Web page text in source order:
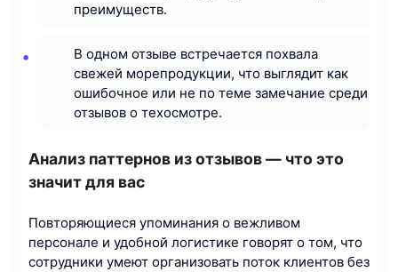
преимуществ.
В одном отзыве встречается похвала
свежей морепродукции, что выглядит как
ошибочное или не по теме замечание среди
отзывов о техосмотре.
Анализ паттернов из отзывов — что это
значит для вас
Повторяющиеся упоминания о вежливом
персонале и удобной логистике говорят о том, что
сотрудники умеют организовать поток клиентов без